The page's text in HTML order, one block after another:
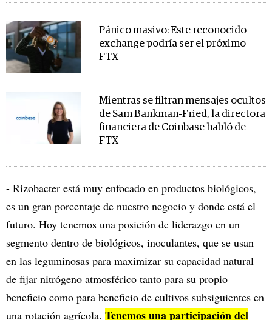
Pánico masivo: Este reconocido
exchange podría ser el próximo
FTX
Mientras se filtran mensajes ocultos
de Sam Bankman-Fried, la directora
financiera de Coinbase habló de
FTX
- Rizobacter está muy enfocado en productos biológicos,
es un gran porcentaje de nuestro negocio y donde está el
futuro. Hoy tenemos una posición de liderazgo en un
segmento dentro de biológicos, inoculantes, que se usan
en las leguminosas para maximizar su capacidad natural
de fijar nitrógeno atmosférico tanto para su propio
beneficio como para beneficio de cultivos subsiguientes en
una rotación agrícola. Tenemos una participación del